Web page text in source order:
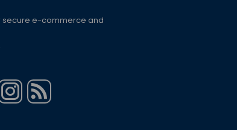
secure e-commerce and